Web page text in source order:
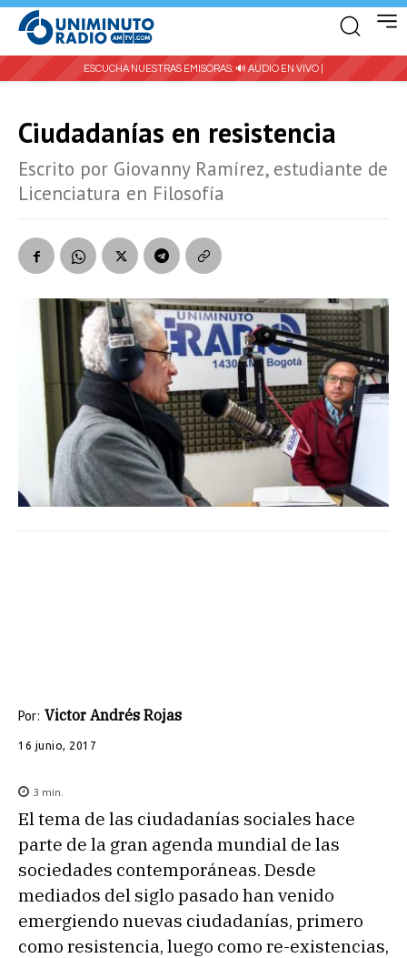
ESCUCHA NUESTRAS EMISORAS: 🔊 AUDIO EN VIVO |
Ciudadanías en resistencia
Escrito por Giovanny Ramírez, estudiante de
Licenciatura en Filosofía
Por: Victor Andrés Rojas
16 junio, 2017
3 min.
El tema de las ciudadanías sociales hace
parte de la gran agenda mundial de las
sociedades contemporáneas. Desde
mediados del siglo pasado han venido
emergiendo nuevas ciudadanías, primero
como resistencia, luego como re-existencias,